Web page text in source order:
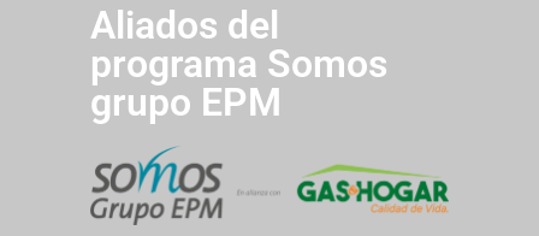
Aliados del
programa Somos
grupo EPM